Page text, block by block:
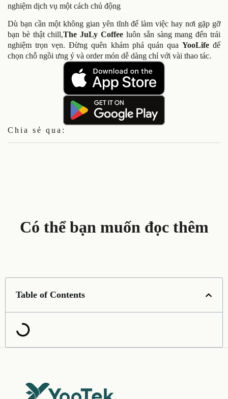
nghiệm dịch vụ một cách chủ động
Dù bạn cần một không gian yên tĩnh để làm việc hay nơi gặp gỡ
bạn bè thật chill,The JuLy Coffee luôn sẵn sàng mang đến trải
nghiệm trọn vẹn. Đừng quên khám phá quán qua YooLifeđể
chọn chỗ ngồi ưng ý và order món dễ dàng chỉ với vài thao tác.
Chia sẻ qua:
Có thể bạn muốn đọc thêm
Table of Contents